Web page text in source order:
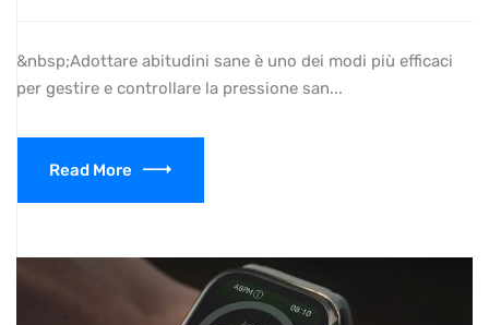
&nbsp;Adottare abitudini sane è uno dei modi più efficaci
per gestire e controllare la pressione san...
Read More